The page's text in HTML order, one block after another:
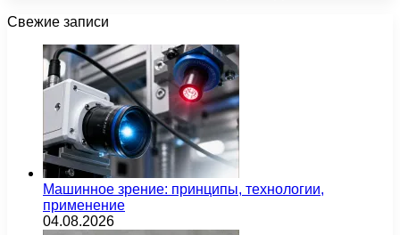
Свежие записи
Машинное зрение: принципы, технологии,
применение
04.08.2026